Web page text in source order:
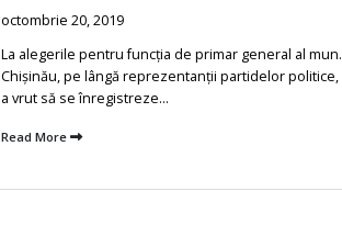
octombrie 20, 2019
La alegerile pentru funcția de primar general al mun.
Chișinău, pe lângă reprezentanții partidelor politice,
a vrut să se înregistreze...
Read More